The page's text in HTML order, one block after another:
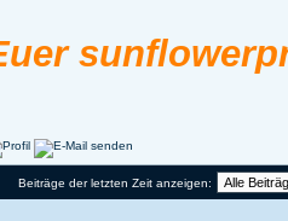
Beiträge der letzten Zeit anzeigen: